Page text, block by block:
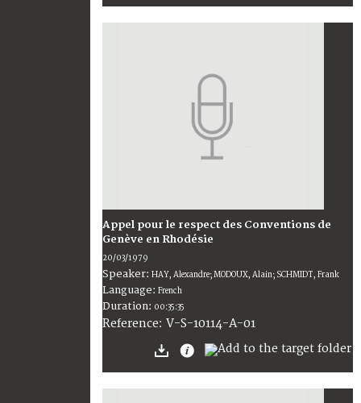
Appel pour le respect des Conventions de
Genève en Rhodésie
20/03/1979
Speaker: HAY, Alexandre; MODOUX, Alain; SCHMIDT, Frank
Language: French
Duration: 00:35:35
Reference: V-S-10114-A-01